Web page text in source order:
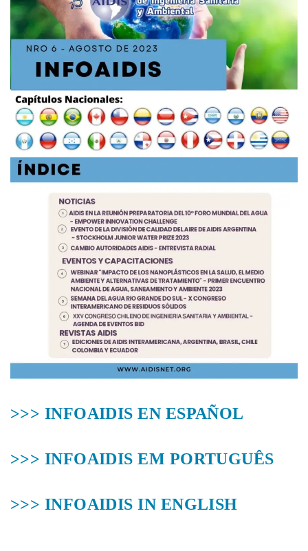
>>> INFOAIDIS EN ESPAÑOL
>>> INFOAIDIS EM PORTUGUÊS
>>> INFOAIDIS IN ENGLISH